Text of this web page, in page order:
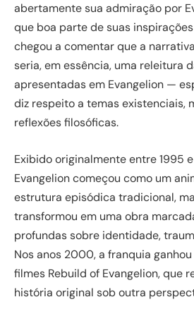
abertamente sua admiração por
que boa parte de suas
chegou a comentar que a
seria, em essência, uma releitura
apresentadas em Evangelion —
diz respeito a temas existenciais,
reflexões filosóficas.
Exibido originalmente entre 1995
Evangelion começou como um
estrutura episódica tradicional,
transformou em uma obra
profundas sobre identidade,
Nos anos 2000, a franquia
filmes Rebuild of Evangelion, que
história original sob outra